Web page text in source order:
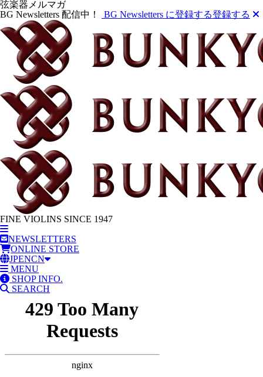
弦楽器メルマガ
BG Newsletters 配信中！
BG Newsletters に登録する登録する
FINE VIOLINS SINCE 1947
NEWSLETTERS
ONLINE STORE
JPENCN
MENU
SHOP INFO.
SEARCH